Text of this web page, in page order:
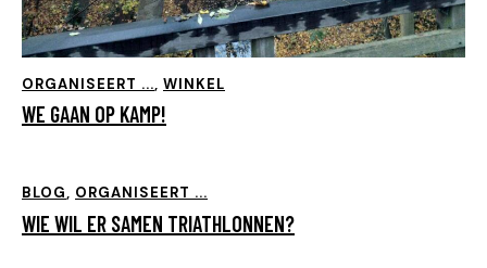
ORGANISEERT ..., WINKEL
WE GAAN OP KAMP!
BLOG, ORGANISEERT ...
WIE WIL ER SAMEN TRIATHLONNEN?